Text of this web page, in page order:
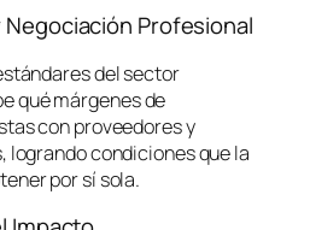
Profesional
del sector
qué márgenes de
con proveedores y
condiciones que la
por sí sola.